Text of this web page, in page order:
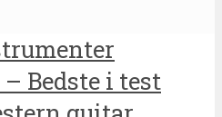
Bedste i test